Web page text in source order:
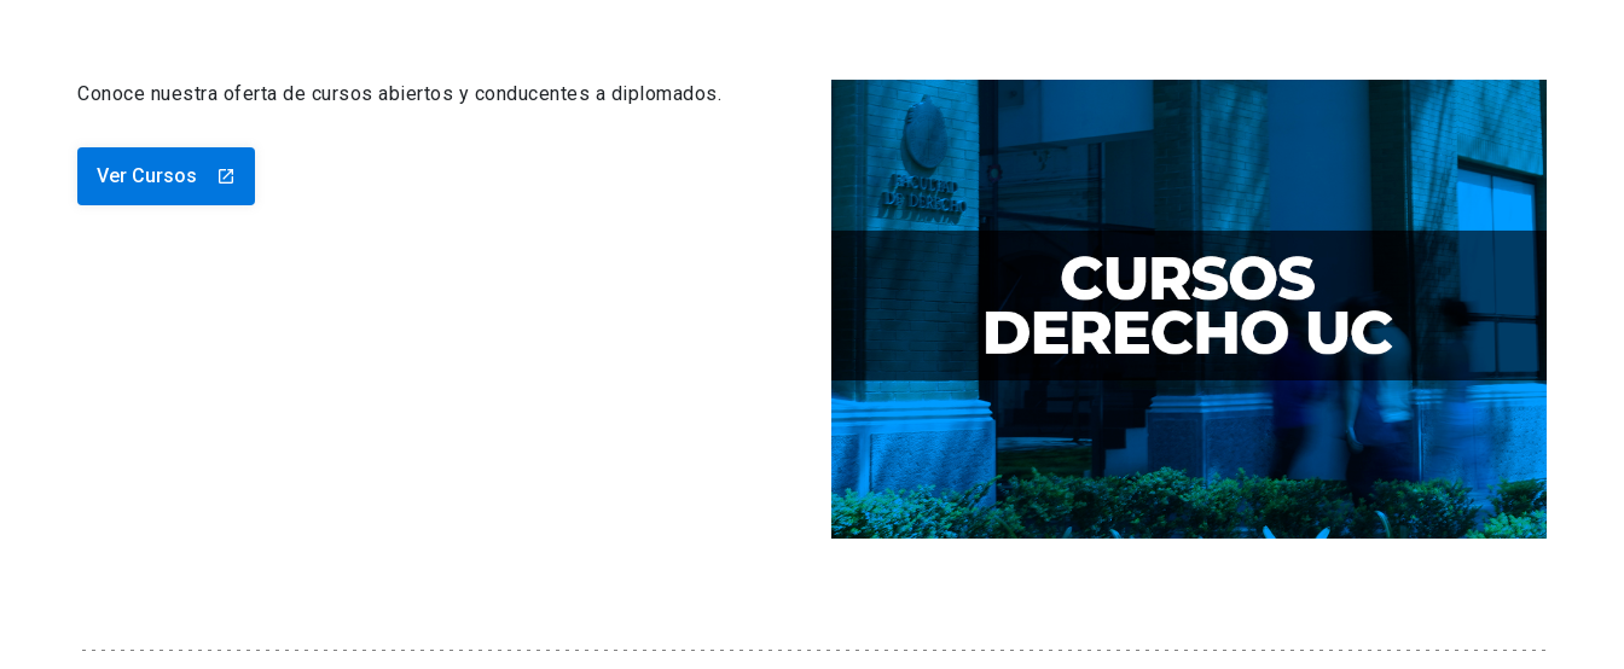
Conoce nuestra oferta de cursos abiertos y conducentes a diplomados.
Ver Cursos launch